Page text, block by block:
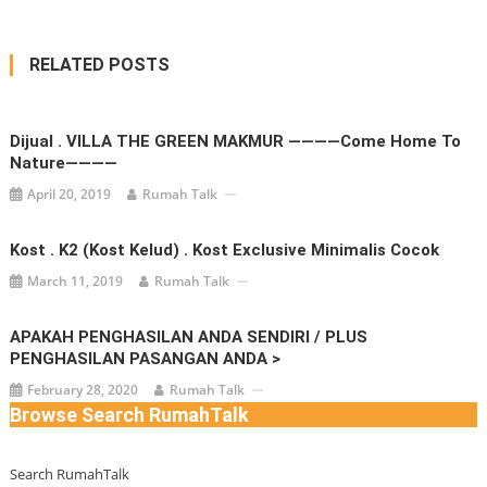
RELATED POSTS
Dijual . VILLA THE GREEN MAKMUR ————Come Home To
Nature————
April 20, 2019 Rumah Talk
Kost . K2 (Kost Kelud) . Kost Exclusive Minimalis Cocok
March 11, 2019 Rumah Talk
APAKAH PENGHASILAN ANDA SENDIRI / PLUS
PENGHASILAN PASANGAN ANDA >
February 28, 2020 Rumah Talk
Browse Search RumahTalk
Search RumahTalk